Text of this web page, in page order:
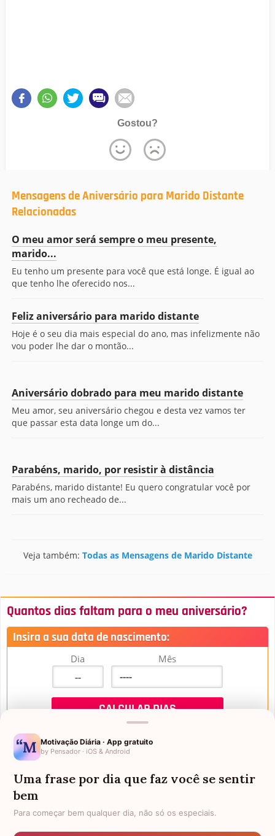
Gostou?
Mensagens de Aniversário para Marido Distante
Relacionadas
O meu amor será sempre o meu presente,
marido...
Eu tenho um presente para você que está longe. É igual ao
que tenho lhe oferecido nos...
Feliz aniversário para marido distante
Hoje é o seu dia mais especial do ano, mas infelizmente não
vou poder lhe dar o montão...
Aniversário dobrado para meu marido distante
Meu amor, seu aniversário chegou e desta vez vamos ter
que passar esta data longe um do...
Parabéns, marido, por resistir à distância
Parabéns, marido distante! Eu quero congratular você por
mais um ano recheado de...
Veja também: Todas as Mensagens de Marido Distante
Quantos dias faltam para o meu aniversário?
Insira a sua data de nascimento:
Dia Mês
Mensagens de Aniversário
FALTAM 3 DIAS PARA O MEU
ANIVERSÁRIO
Motivação Diária · App gratuito
by Pensador · iOS & Android
Uma frase por dia que faz você se sentir
bem
Para começar bem qualquer dia, não só os especiais.